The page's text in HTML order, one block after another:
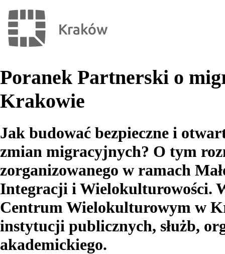
Poranek Partnerski o
Krakowie
Jak budować bezpieczne i
zmian migracyjnych? O tym
zorganizowanego w ramach
Integracji i Wielokulturowości.
Centrum Wielokulturowym w
instytucji publicznych, służb,
akademickiego.